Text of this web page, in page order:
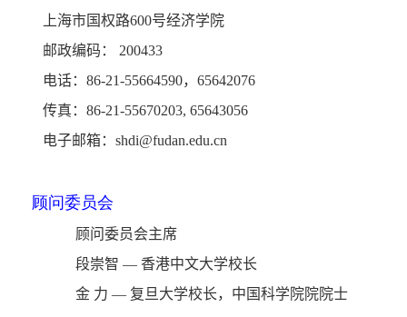
上海市国权路600号经济学院
邮政编码： 200433
电话：86-21-55664590，65642076
传真：86-21-55670203, 65643056
电子邮箱：shdi@fudan.edu.cn
顾问委员会
顾问委员会主席
段崇智 — 香港中文大学校长
金 力 — 复旦大学校长，中国科学院院院士